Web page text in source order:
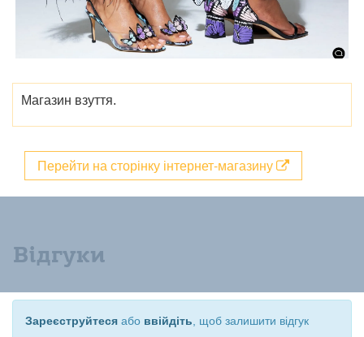
Магазин взуття.
Перейти на сторінку інтернет-магазину
Відгуки
Зареєструйтеся або ввійдіть , щоб залишити відгук